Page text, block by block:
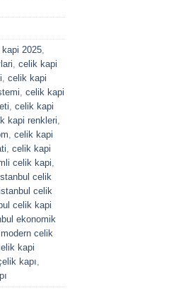
2025,
, celik kapi
, celik kapi
, celik kapi
, celik kapi
kapi renkleri,
, celik kapi
, celik kapi
celik kapi,
celik
celik
celik kapi
ekonomik
celik
kapi
kapı,